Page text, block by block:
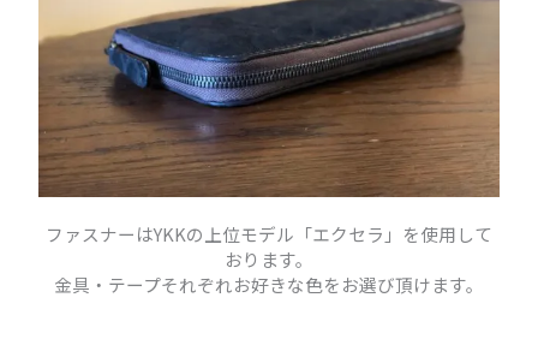
ファスナーはYKKの上位モデル「エクセラ」を使用して
おります。
金具・テープそれぞれお好きな色をお選び頂けます。